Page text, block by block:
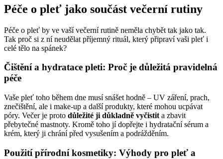
Péče o pleť jako součást večerní rutiny
Péče o pleť by ve vaší večerní rutině neměla chybět tak jako tak.
Tak proč si z ní neudělat příjemný rituál, který připraví vaši pleť i
celé tělo na spánek?
Čištění a hydratace pleti: Proč je důležitá pravidelná
péče
Vaše pleť toho během dne musí snášet hodně – UV záření, prach,
znečištění, ale i make-up a další produkty, které mohou ucpávat
póry. Večer je proto důležité ji důkladně vyčistit a zbavit
přebytečné mastnoty. Kromě toho jí dopřejte i hydratační sérum a
krém, který ji chrání před vysušením a podrážděním.
Použití přírodní kosmetiky: Výhody pro pleť a